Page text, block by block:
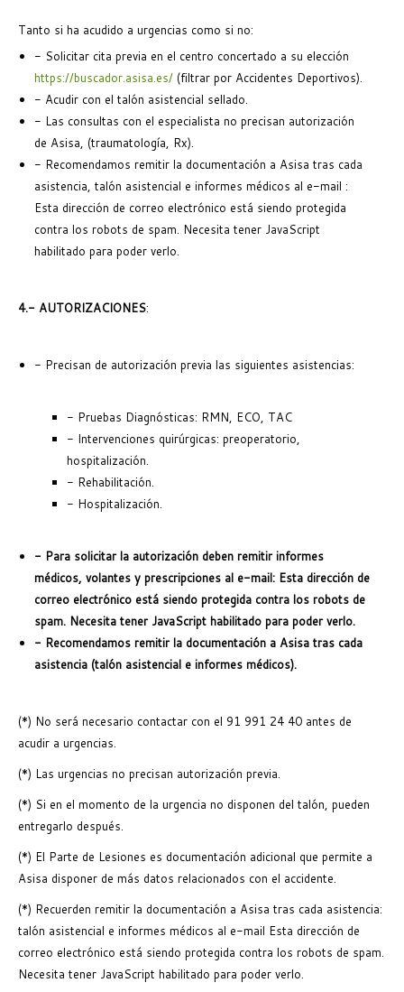
Tanto si ha acudido a urgencias como si no:
- Solicitar cita previa en el centro concertado a su elección
https://buscador.asisa.es/ (filtrar por Accidentes Deportivos).
- Acudir con el talón asistencial sellado.
- Las consultas con el especialista no precisan autorización
de Asisa, (traumatología, Rx).
- Recomendamos remitir la documentación a Asisa tras cada
asistencia, talón asistencial e informes médicos al e-mail :
Esta dirección de correo electrónico está siendo protegida
contra los robots de spam. Necesita tener JavaScript
habilitado para poder verlo.
4.- AUTORIZACIONES:
- Precisan de autorización previa las siguientes asistencias:
- Pruebas Diagnósticas: RMN, ECO, TAC
- Intervenciones quirúrgicas: preoperatorio,
hospitalización.
- Rehabilitación.
- Hospitalización.
- Para solicitar la autorización deben remitir informes
médicos, volantes y prescripciones al e-mail: Esta dirección de
correo electrónico está siendo protegida contra los robots de
spam. Necesita tener JavaScript habilitado para poder verlo.
- Recomendamos remitir la documentación a Asisa tras cada
asistencia (talón asistencial e informes médicos).
(*) No será necesario contactar con el 91 991 24 40 antes de
acudir a urgencias.
(*) Las urgencias no precisan autorización previa.
(*) Si en el momento de la urgencia no disponen del talón, pueden
entregarlo después.
(*) El Parte de Lesiones es documentación adicional que permite a
Asisa disponer de más datos relacionados con el accidente.
(*) Recuerden remitir la documentación a Asisa tras cada asistencia:
talón asistencial e informes médicos al e-mail Esta dirección de
correo electrónico está siendo protegida contra los robots de spam.
Necesita tener JavaScript habilitado para poder verlo.